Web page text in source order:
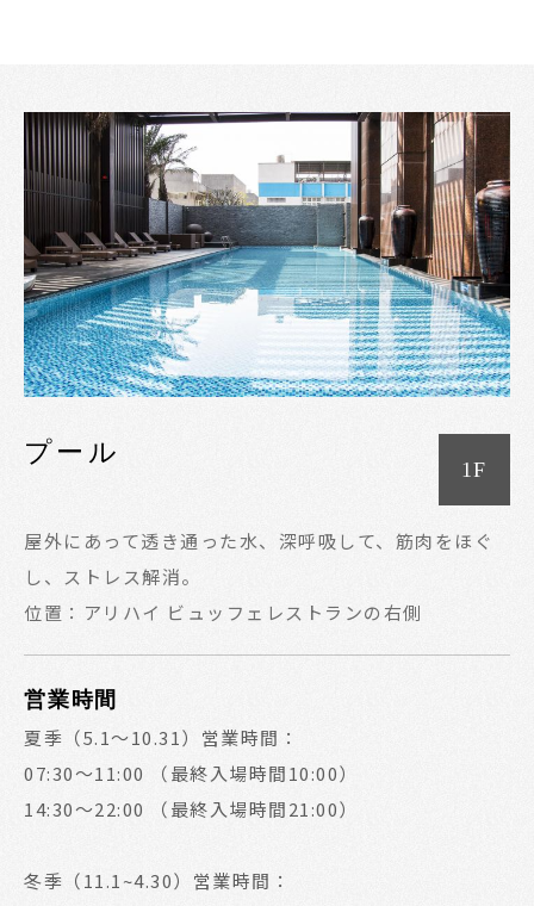
プール
1F
屋外にあって透き通った水、深呼吸して、筋肉をほぐ
し、ストレス解消。
位置：アリハイ ビュッフェレストランの右側
営業時間
夏季（5.1～10.31）営業時間：
07:30～11:00 （最終入場時間10:00）
14:30～22:00 （最終入場時間21:00）
冬季（11.1~4.30）営業時間：